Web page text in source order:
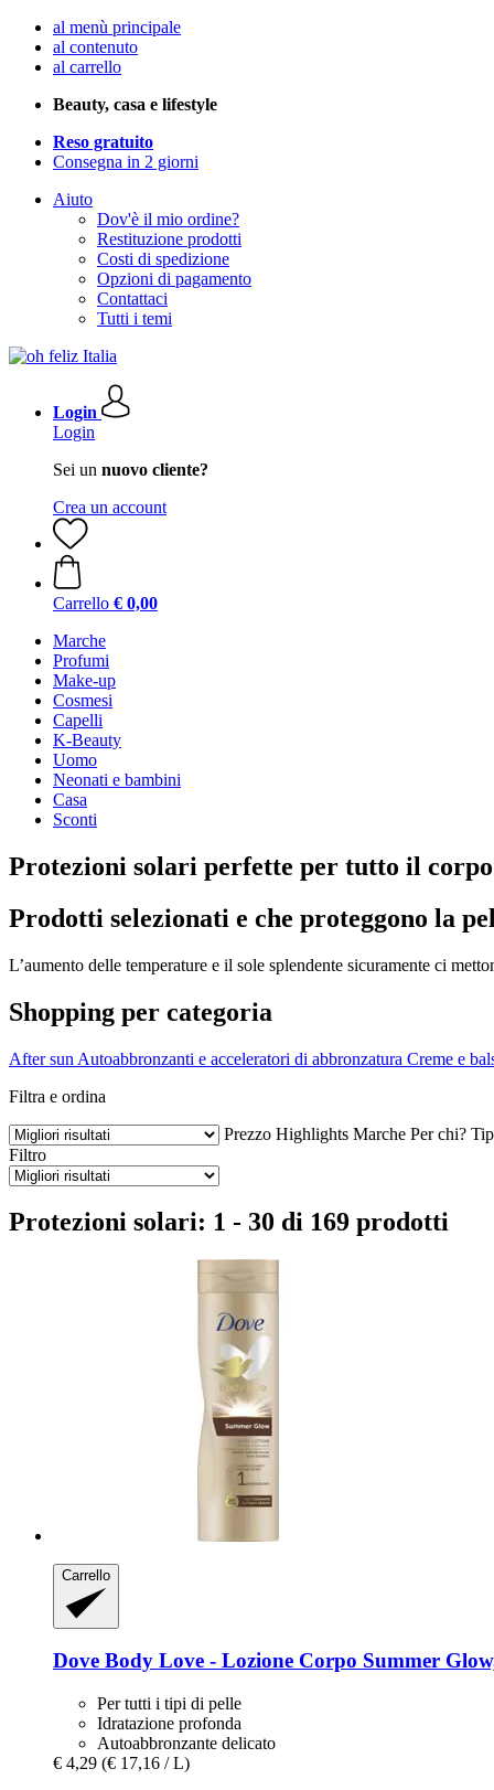
al menù principale
al contenuto
al carrello
Beauty, casa e lifestyle
Reso gratuito
Consegna in 2 giorni
Aiuto
Dov'è il mio ordine?
Restituzione prodotti
Costi di spedizione
Opzioni di pagamento
Contattaci
Tutti i temi
Login
Login
Sei un nuovo cliente?
Crea un account
Carrello € 0,00
Marche
Profumi
Make-up
Cosmesi
Capelli
K-Beauty
Uomo
Neonati e bambini
Casa
Sconti
Protezioni solari perfette per tutto il corpo
Prodotti selezionati e che proteggono la
L’aumento delle temperature e il sole splendente sicuramente ci
Shopping per categoria
After sun Autoabbronzanti e acceleratori di abbronzatura Creme e
Filtra e ordina
Prezzo Highlights Marche Per chi?
Filtro
Protezioni solari: 1 - 30 di 169 prodotti
Carrello
Dove Body Love -​ Lozione Corpo Summer
Per tutti i tipi di pelle
Idratazione profonda
Autoabbronzante delicato
€ 4,29 (€ 17,16 / L)